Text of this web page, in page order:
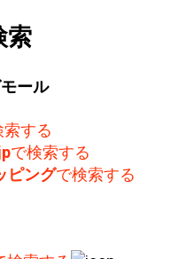
索
ール
する
で検索する
ピングで検索する